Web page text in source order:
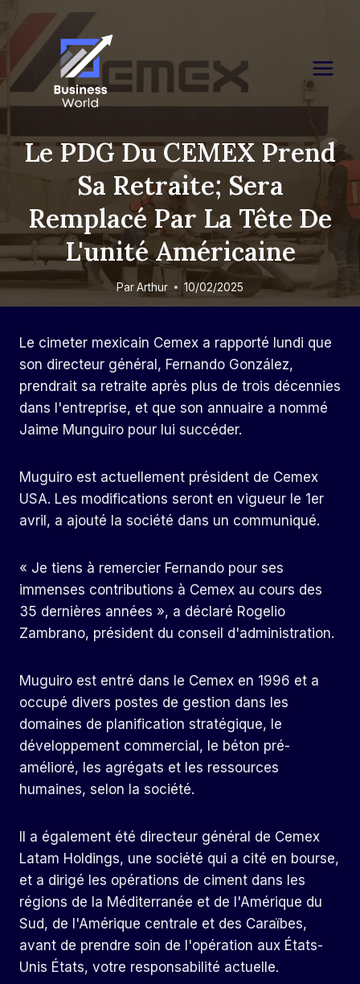
content
Le PDG Du CEMEX Prend
Sa Retraite; Sera
Remplacé Par La Tête De
L'unité Américaine
ParArthur 10/02/2025
Le cimeter mexicain Cemex a rapporté lundi que
son directeur général, Fernando González,
prendrait sa retraite après plus de trois décennies
dans l'entreprise, et que son annuaire a nommé
Jaime Munguiro pour lui succéder.
Muguiro est actuellement président de Cemex
USA. Les modifications seront en vigueur le 1er
avril, a ajouté la société dans un communiqué.
« Je tiens à remercier Fernando pour ses
immenses contributions à Cemex au cours des
35 dernières années », a déclaré Rogelio
Zambrano, président du conseil d'administration.
Muguiro est entré dans le Cemex en 1996 et a
occupé divers postes de gestion dans les
domaines de planification stratégique, le
développement commercial, le béton pré-
amélioré, les agrégats et les ressources
humaines, selon la société.
Il a également été directeur général de Cemex
Latam Holdings, une société qui a cité en bourse,
et a dirigé les opérations de ciment dans les
régions de la Méditerranée et de l'Amérique du
Sud, de l'Amérique centrale et des Caraïbes,
avant de prendre soin de l'opération aux États-
Unis États, votre responsabilité actuelle.